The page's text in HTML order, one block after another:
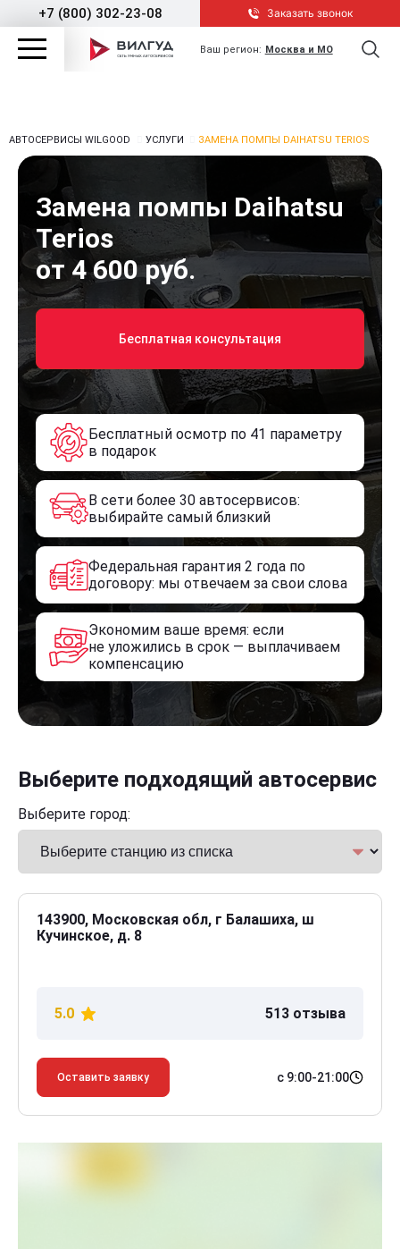
+7 (800) 302-23-08 Заказать звонок
Ваш регион: Москва и МО
АВТОСЕРВИСЫ WILGOOD УСЛУГИ ЗАМЕНА ПОМПЫ DAIHATSU TERIOS
Замена помпы Daihatsu
Terios
от 4 600 руб.
Бесплатная консультация
Бесплатный осмотр по 41 параметру
в подарок
В сети более 30 автосервисов:
выбирайте самый близкий
Федеральная гарантия 2 года по
договору: мы отвечаем за свои слова
Экономим ваше время: если
не уложились в срок — выплачиваем
компенсацию
Выберите подходящий автосервис
Выберите город:
143900, Московская обл, г Балашиха, ш
Кучинское, д. 8
5.0 513 отзыва
Оставить заявку с 9:00-21:00